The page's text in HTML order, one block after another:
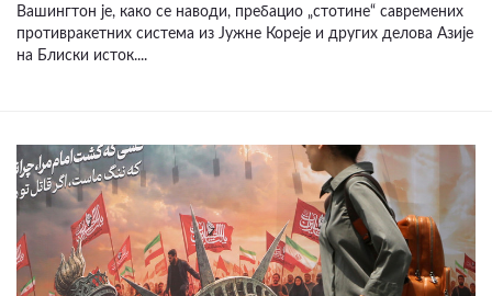
Вашингтон је, како се наводи, пребацио „стотине“ савремених
противракетних система из Јужне Кореје и других делова Азије
на Блиски исток....